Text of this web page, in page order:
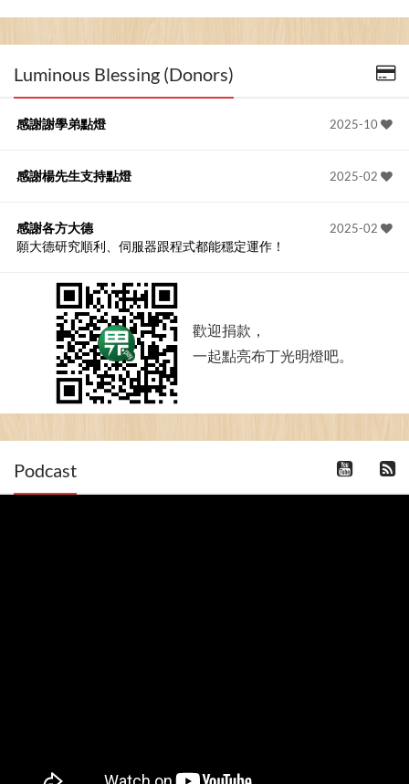
Luminous Blessing (Donors)
2025-10
感謝謝學弟點燈
2025-02
感謝楊先生支持點燈
2025-02
感謝各方大德
願大德研究順利、伺服器跟程式都能穩定運作！
歡迎捐款，
一起點亮布丁光明燈吧。
Podcast